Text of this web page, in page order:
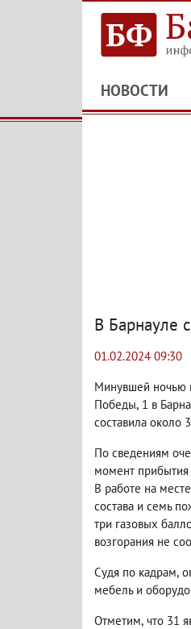
НОВОСТИ
В Барнауле
01.02.2024 09:30
Минувшей ночью
Победы, 1 в
составила около
По сведениям
момент
В работе на
состава и семь
три газовых
возгорания не
Судя по кадрам,
мебель и
Отметим, что 31